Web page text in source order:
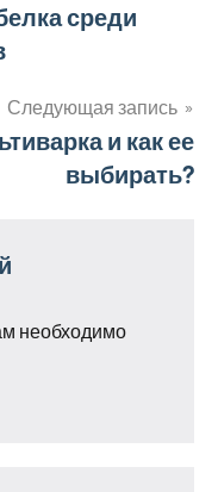
среди
Следующая запись
и как ее
выбирать?
необходимо